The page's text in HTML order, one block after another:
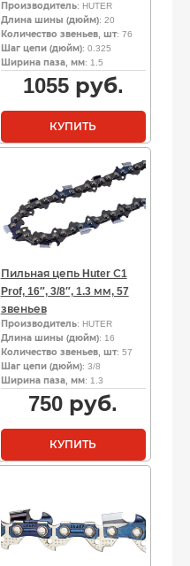
Производитель: HUTER
Длина шины (дюйм): 20
Количество звеньев, шт: 76
Шаг цепи (дюйм): 0.325
Ширина паза, мм: 1.5
1055руб.
КУПИТЬ
Пильная цепь Huter С1
Prof, 16″, 3/8″, 1.3 мм, 57
звеньев
Производитель: HUTER
Длина шины (дюйм): 16
Количество звеньев, шт: 57
Шаг цепи (дюйм): 3/8
Ширина паза, мм: 1.3
750 руб.
КУПИТЬ